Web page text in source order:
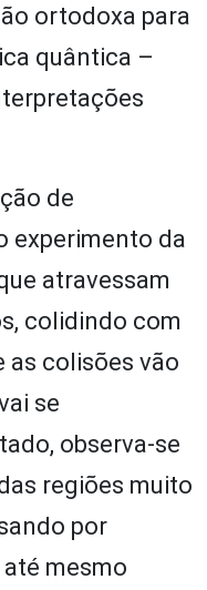
ortodoxa para
quântica –
de
experimento da
atravessam
colidindo com
as colisões vão
se
observa-se
regiões muito
por
mesmo